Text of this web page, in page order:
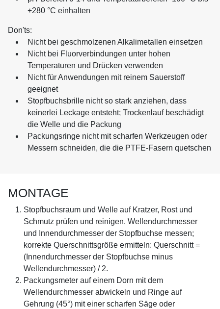
+280 °C einhalten
Don'ts:
Nicht bei geschmolzenen Alkalimetallen einsetzen
Nicht bei Fluorverbindungen unter hohen
Temperaturen und Drücken verwenden
Nicht für Anwendungen mit reinem Sauerstoff
geeignet
Stopfbuchsbrille nicht so stark anziehen, dass
keinerlei Leckage entsteht; Trockenlauf beschädigt
die Welle und die Packung
Packungsringe nicht mit scharfen Werkzeugen oder
Messern schneiden, die die PTFE-Fasern quetschen
MONTAGE
Stopfbuchsraum und Welle auf Kratzer, Rost und
Schmutz prüfen und reinigen. Wellendurchmesser
und Innendurchmesser der Stopfbuchse messen;
korrekte Querschnittsgröße ermitteln: Querschnitt =
(Innendurchmesser der Stopfbuchse minus
Wellendurchmesser) / 2.
Packungsmeter auf einem Dorn mit dem
Wellendurchmesser abwickeln und Ringe auf
Gehrung (45°) mit einer scharfen Säge oder